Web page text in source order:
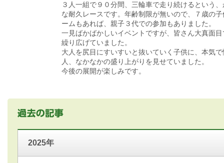
３人一組で９０分間、三輪車で走り続けるという
な耐久レースです。年齢制限が無いので、７歳の
ームもあれば、親子３代での参加もありました。
一見ばかばかしいイベントですが、皆さん大真面
繰り広げていました。
大人を尻目にすいすいと抜いていく子供に、本気
人、なかなかの盛り上がりを見せていました。
今後の展開が楽しみです。
2025年